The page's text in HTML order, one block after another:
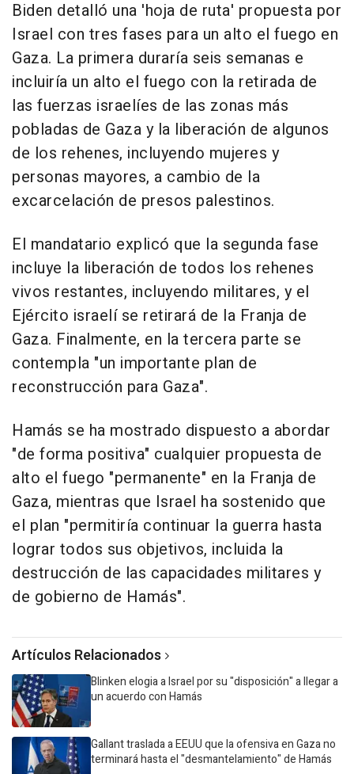
Biden detalló una 'hoja de ruta' propuesta por
Israel con tres fases para un alto el fuego en
Gaza. La primera duraría seis semanas e
incluiría un alto el fuego con la retirada de
las fuerzas israelíes de las zonas más
pobladas de Gaza y la liberación de algunos
de los rehenes, incluyendo mujeres y
personas mayores, a cambio de la
excarcelación de presos palestinos.
El mandatario explicó que la segunda fase
incluye la liberación de todos los rehenes
vivos restantes, incluyendo militares, y el
Ejército israelí se retirará de la Franja de
Gaza. Finalmente, en la tercera parte se
contempla "un importante plan de
reconstrucción para Gaza".
Hamás se ha mostrado dispuesto a abordar
"de forma positiva" cualquier propuesta de
alto el fuego "permanente" en la Franja de
Gaza, mientras que Israel ha sostenido que
el plan "permitiría continuar la guerra hasta
lograr todos sus objetivos, incluida la
destrucción de las capacidades militares y
de gobierno de Hamás".
Artículos Relacionados
Blinken elogia a Israel por su "disposición" a llegar a
un acuerdo con Hamás
Gallant traslada a EEUU que la ofensiva en Gaza no
terminará hasta el "desmantelamiento" de Hamás